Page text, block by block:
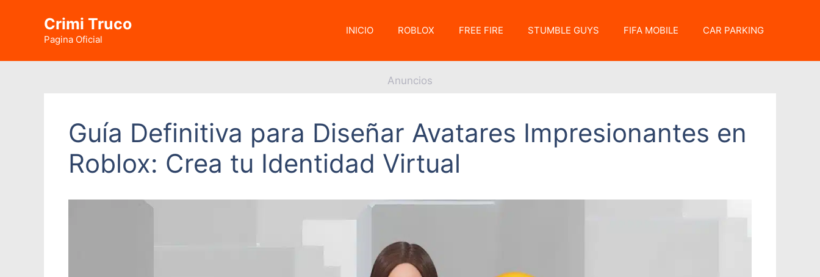
contenido
Crimi Truco
Pagina Oficial
INICIO ROBLOX FREE FIRE STUMBLE GUYS FIFA MOBILE CAR PARKING
Anuncios
Guía Definitiva para Diseñar Avatares Impresionantes en
Roblox: Crea tu Identidad Virtual